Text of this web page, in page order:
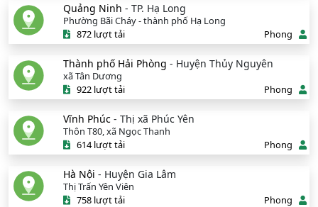
Quảng Ninh - TP. Hạ Long
Phường Bãi Cháy - thành phố Hạ Long
872 lượt tải
Phong
Thành phố Hải Phòng - Huyện Thủy Nguyên
xã Tân Dương
922 lượt tải
Phong
Vĩnh Phúc - Thị xã Phúc Yên
Thôn T80, xã Ngọc Thanh
614 lượt tải
Phong
Hà Nội - Huyện Gia Lâm
Thị Trấn Yên Viên
758 lượt tải
Phong